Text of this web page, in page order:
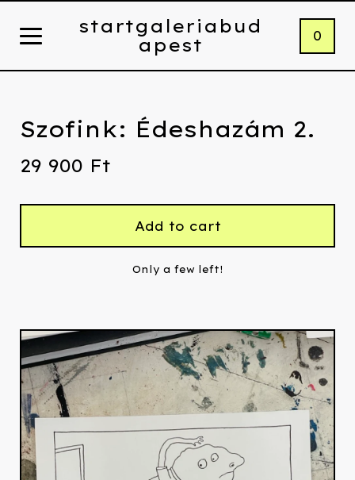
startgaleriabud
apest
0
Szofink: Édeshazám 2.
29 900 Ft
Add to cart
Only a few left!